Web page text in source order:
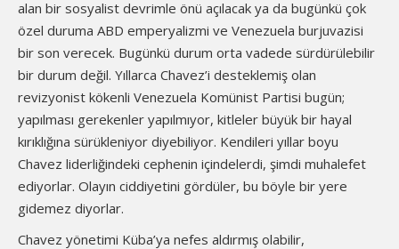
alan bir sosyalist devrimle önü açılacak ya da bugünkü çok
özel duruma ABD emperyalizmi ve Venezuela burjuvazisi
bir son verecek. Bugünkü durum orta vadede sürdürülebilir
bir durum değil. Yıllarca Chavez’i desteklemiş olan
revizyonist kökenli Venezuela Komünist Partisi bugün;
yapılması gerekenler yapılmıyor, kitleler büyük bir hayal
kırıklığına sürükleniyor diyebiliyor. Kendileri yıllar boyu
Chavez liderliğindeki cephenin içindelerdi, şimdi muhalefet
ediyorlar. Olayın ciddiyetini gördüler, bu böyle bir yere
gidemez diyorlar.
Chavez yönetimi Küba’ya nefes aldırmış olabilir,